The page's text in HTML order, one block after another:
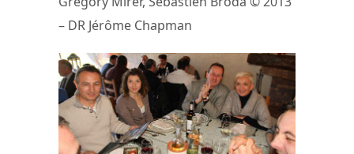
– DR Jérôme Chapman